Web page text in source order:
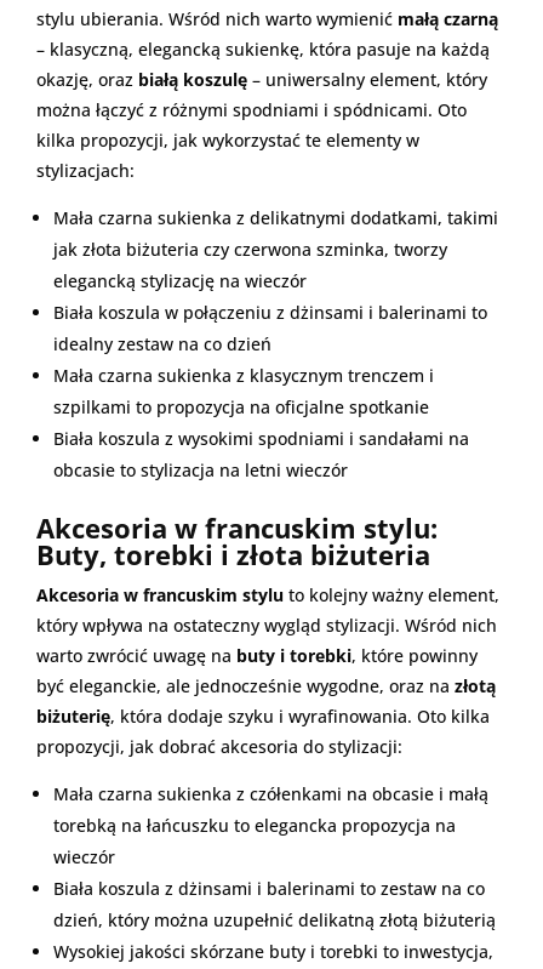
stylu ubierania. Wśród nich warto wymienić małą czarną
– klasyczną, elegancką sukienkę, która pasuje na każdą
okazję, oraz białą koszulę – uniwersalny element, który
można łączyć z różnymi spodniami i spódnicami. Oto
kilka propozycji, jak wykorzystać te elementy w
stylizacjach:
Mała czarna sukienka z delikatnymi dodatkami, takimi
jak złota biżuteria czy czerwona szminka, tworzy
elegancką stylizację na wieczór
Biała koszula w połączeniu z dżinsami i balerinami to
idealny zestaw na co dzień
Mała czarna sukienka z klasycznym trenczem i
szpilkami to propozycja na oficjalne spotkanie
Biała koszula z wysokimi spodniami i sandałami na
obcasie to stylizacja na letni wieczór
Akcesoria w francuskim stylu:
Buty, torebki i złota biżuteria
Akcesoria w francuskim stylu to kolejny ważny element,
który wpływa na ostateczny wygląd stylizacji. Wśród nich
warto zwrócić uwagę na buty i torebki, które powinny
być eleganckie, ale jednocześnie wygodne, oraz na złotą
biżuterię, która dodaje szyku i wyrafinowania. Oto kilka
propozycji, jak dobrać akcesoria do stylizacji:
Mała czarna sukienka z czółenkami na obcasie i małą
torebką na łańcuszku to elegancka propozycja na
wieczór
Biała koszula z dżinsami i balerinami to zestaw na co
dzień, który można uzupełnić delikatną złotą biżuterią
Wysokiej jakości skórzane buty i torebki to inwestycja,